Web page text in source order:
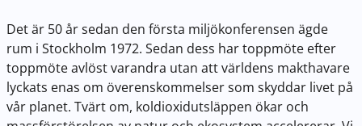
Det är 50 år sedan den första miljökonferensen ägde
rum i Stockholm 1972. Sedan dess har toppmöte efter
toppmöte avlöst varandra utan att världens makthavare
lyckats enas om överenskommelser som skyddar livet på
vår planet. Tvärt om, koldioxidutsläppen ökar och